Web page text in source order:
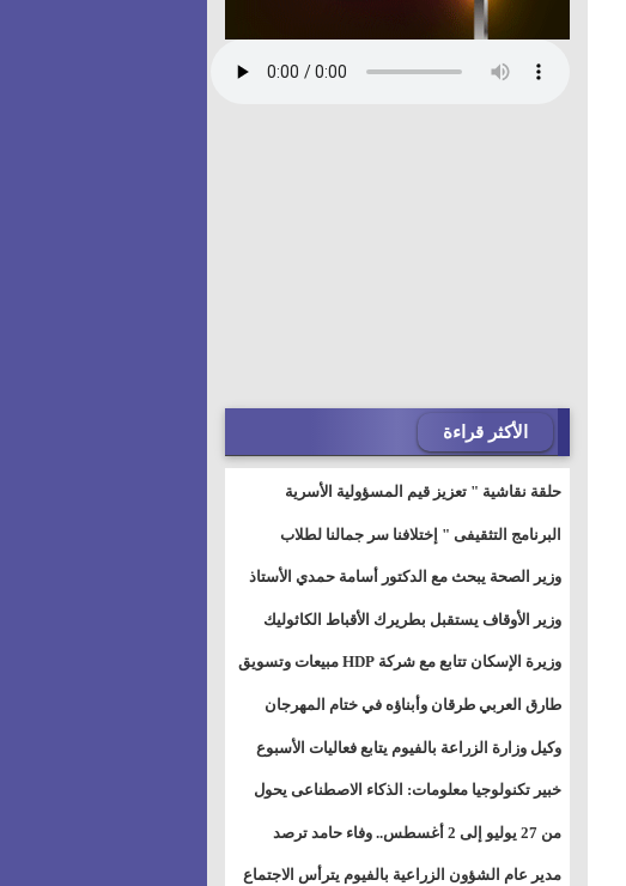
الأكثر قراءة
حلقة نقاشية " تعزيز قيم المسؤولية الأسرية
البرنامج التثقيفى " إختلافنا سر جمالنا لطلاب
وطالبات ذوى الهمهم" بمدارس التربية الخاصة
وزير الصحة يبحث مع الدكتور أسامة حمدي الأستاذ
بجامعة هارفارد توسيع برامج التوعية بمرض السكري
وزير الأوقاف يستقبل بطريرك الأقباط الكاثوليك
وزيرة الإسكان تتابع مع شركة HDP مبيعات وتسويق
مشروعات المدن الجديدة
طارق العربي طرقان وأبناؤه في ختام المهرجان
الصيفي للموسيقى والغناء بالمسرح المكشوف
وكيل وزارة الزراعة بالفيوم يتابع فعاليات الأسبوع
خبير تكنولوجيا معلومات: الذكاء الاصطناعى يحول
المستخدم إلى سلعة فى اقتصاد الانتباه
من 27 يوليو إلى 2 أغسطس.. وفاء حامد ترصد
تأثيرات أقوى الاتصالات الفلكية على الأبراج
مدير عام الشؤون الزراعية بالفيوم يترأس الاجتماع